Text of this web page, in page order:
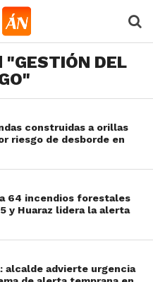
DEL
construidas a orillas
riesgo de desborde en
64 incendios forestales
y Huaraz lidera la alerta
alcalde advierte urgencia